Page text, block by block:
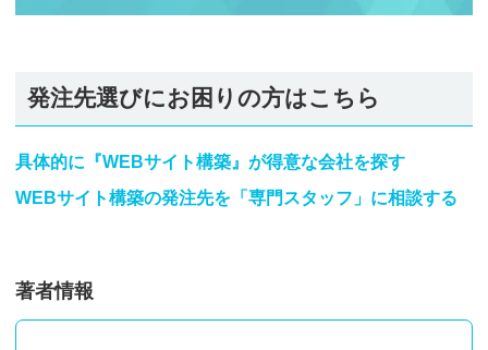
発注先選びにお困りの方はこちら
具体的に『WEBサイト構築』が得意な会社を探す
WEBサイト構築の発注先を「専門スタッフ」に相談する
著者情報